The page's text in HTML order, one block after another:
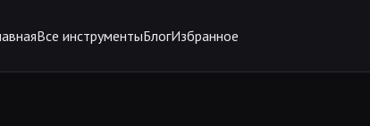
Все инструментыБлогИзбранное